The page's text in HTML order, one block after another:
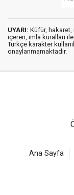
UYARI: Küfür, hakaret,
içeren, imla kuralları ile
Türkçe karakter
onaylanmamaktadır.
Ana Sayfa